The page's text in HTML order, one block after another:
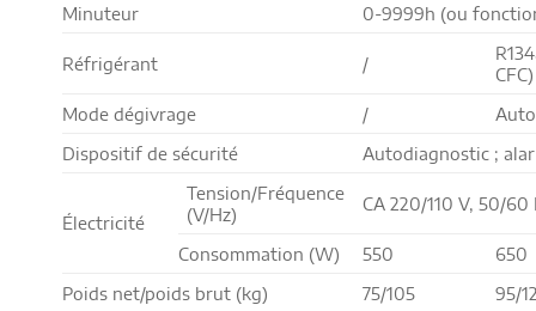
Minuteur
0-9999h (ou
Réfrigérant /
CFC)
Mode dégivrage
/
Dispositif de sécurité
Autodiagnostic ;
Électricité
Tension/Fréquence
(V/Hz)
CA 220/110 V, 50/60
Consommation (W) 550
650
Poids net/poids brut (kg)
75/105
95/